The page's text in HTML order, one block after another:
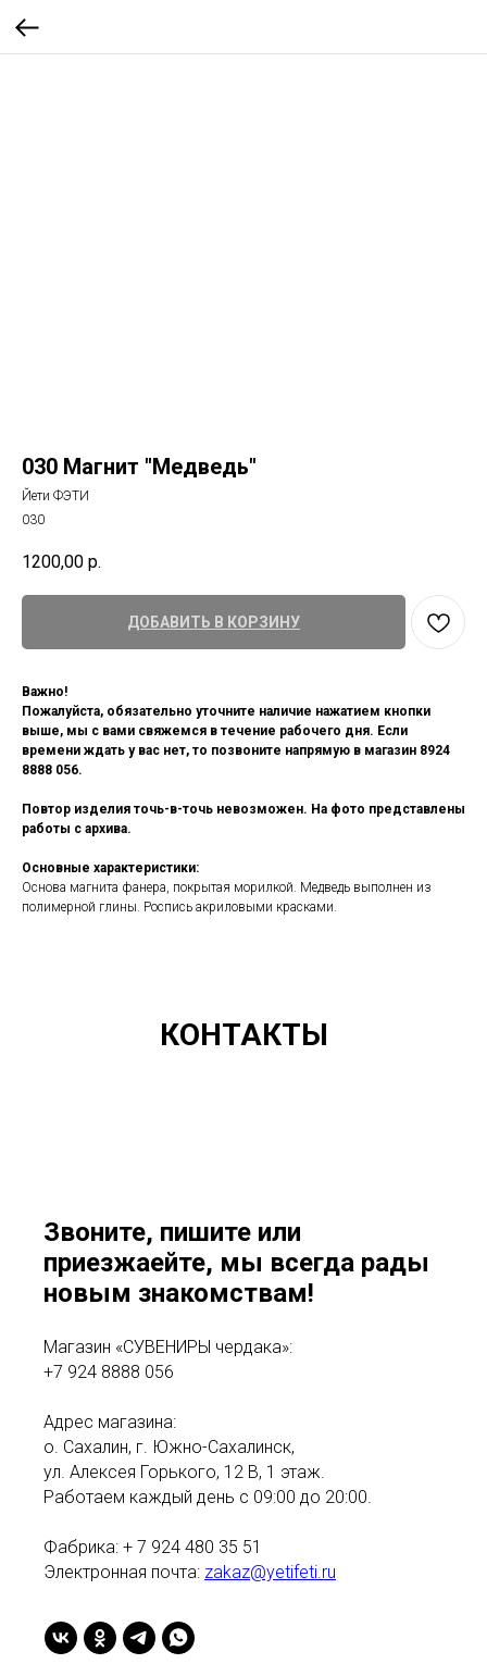
030 Магнит "Медведь"
Йети ФЭТИ
030
1200,00 р.
ДОБАВИТЬ В КОРЗИНУ
Важно!
Пожалуйста, обязательно уточните наличие нажатием кнопки
выше, мы с вами свяжемся в течение рабочего дня. Если
времени ждать у вас нет, то позвоните напрямую в магазин 8924
8888 056.
Повтор изделия точь-в-точь невозможен. На фото представлены
работы с архива.
Основные характеристики:
Основа магнита фанера, покрытая морилкой. Медведь выполнен из
полимерной глины. Роспись акриловыми красками.
КОНТАКТЫ
Звоните, пишите или
приезжаейте, мы всегда рады
новым знакомствам!
Магазин «СУВЕНИРЫ чердака»:
+7 924 8888 056
Адрес магазина:
о. Сахалин, г. Южно-Сахалинск,
ул. Алексея Горького, 12 В, 1 этаж.
Работаем каждый день с 09:00 до 20:00.
Фабрика: + 7 924 480 35 51
Электронная почта: zakaz@yetifeti.ru